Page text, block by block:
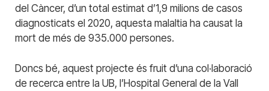
del Càncer, d’un total estimat d’1,9 milions de casos
diagnosticats el 2020, aquesta malaltia ha causat la
mort de més de 935.000 persones.
Doncs bé, aquest projecte és fruit d’una col·laboració
de recerca entre la UB, l’Hospital General de la Vall